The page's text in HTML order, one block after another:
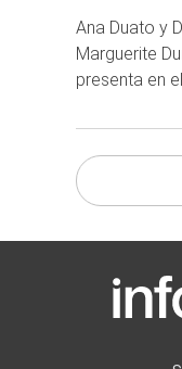
Ana Duato y
Marguerite
presenta en